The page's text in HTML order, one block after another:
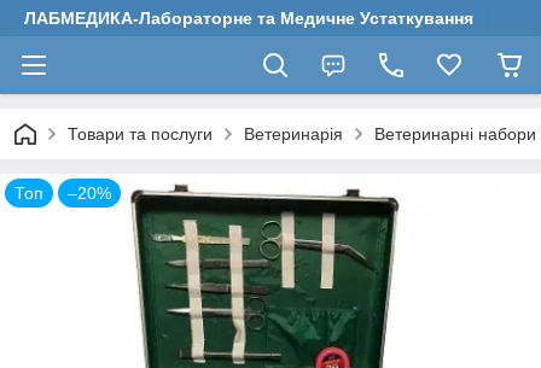
ЛАБМЕДИКА-Лабораторне та Медичне Устаткування
Товари та послуги Ветеринарія Ветеринарні набори
Топ –20%